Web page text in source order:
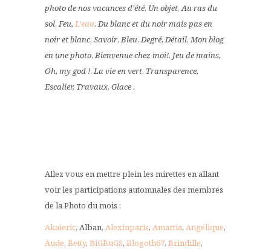
photo de nos vacances d’été, Un objet, Au ras du
sol, Feu, L‘eau, Du blanc et du noir mais pas en
noir et blanc, Savoir, Bleu, Degré, Détail, Mon blog
en une photo, Bienvenue chez moi!, Jeu de mains,
Oh, my god !, La vie en vert, Transparence,
Escalier, Travaux, Glace .
Allez vous en mettre plein les mirettes en allant
voir les participations automnales des membres
de la Photo du mois :
Akaieric, Alban, Alexinparis, Amartia, Angélique,
Aude, Betty, BiGBuGS, Blogoth67, Brindille,